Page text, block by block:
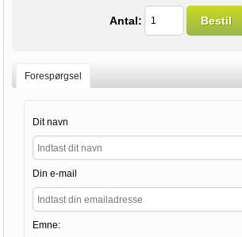
Antal: Bestil
Forespørgsel
Dit navn
Din e-mail
Emne: